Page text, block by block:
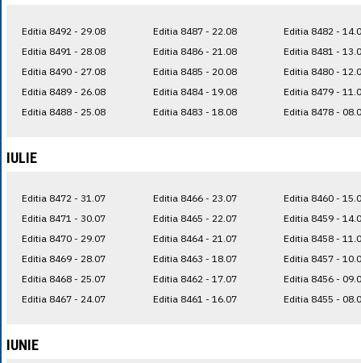
Editia 8492 - 29.08
Editia 8491 - 28.08
Editia 8490 - 27.08
Editia 8489 - 26.08
Editia 8488 - 25.08
Editia 8487 - 22.08
Editia 8486 - 21.08
Editia 8485 - 20.08
Editia 8484 - 19.08
Editia 8483 - 18.08
Editia 8482 -
Editia 8481 -
Editia 8480 -
Editia 8479 -
Editia 8478 -
IULIE
Editia 8472 - 31.07
Editia 8471 - 30.07
Editia 8470 - 29.07
Editia 8469 - 28.07
Editia 8468 - 25.07
Editia 8467 - 24.07
Editia 8466 - 23.07
Editia 8465 - 22.07
Editia 8464 - 21.07
Editia 8463 - 18.07
Editia 8462 - 17.07
Editia 8461 - 16.07
Editia 8460 -
Editia 8459 -
Editia 8458 -
Editia 8457 -
Editia 8456 -
Editia 8455 -
IUNIE